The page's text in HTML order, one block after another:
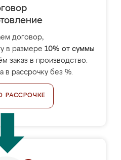
договор,
в размере 10% от суммы
заказ в производство.
в рассрочку без %.
РАССРОЧКЕ